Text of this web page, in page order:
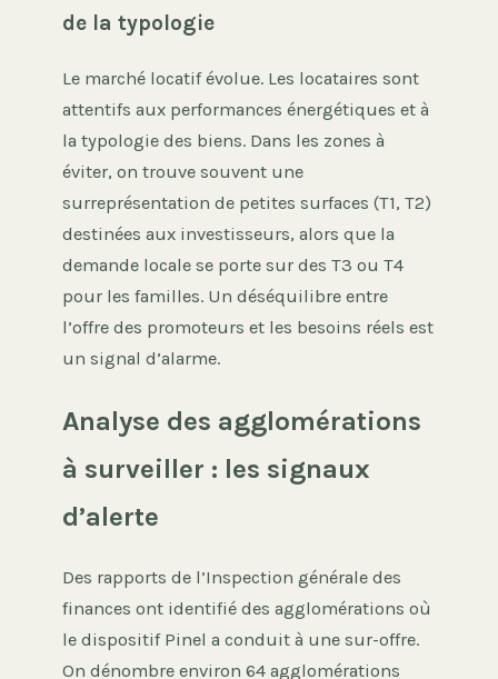
de la typologie
Le marché locatif évolue. Les locataires sont
attentifs aux performances énergétiques et à
la typologie des biens. Dans les zones à
éviter, on trouve souvent une
surreprésentation de petites surfaces (T1, T2)
destinées aux investisseurs, alors que la
demande locale se porte sur des T3 ou T4
pour les familles. Un déséquilibre entre
l’offre des promoteurs et les besoins réels est
un signal d’alarme.
Analyse des agglomérations
à surveiller : les signaux
d’alerte
Des rapports de l’Inspection générale des
finances ont identifié des agglomérations où
le dispositif Pinel a conduit à une sur-offre.
On dénombre environ 64 agglomérations